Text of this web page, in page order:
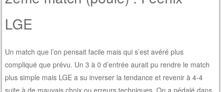
LGE
Un match que l’on pensait facile mais qui s’est avéré plus
compliqué que prévu. Un 3 à 0 d’entrée aurait pu rendre le match
plus simple mais LGE a su inverser la tendance et revenir à 4-4
suite à de mauvais choix ou erreurs techniques. On a pédalé dans